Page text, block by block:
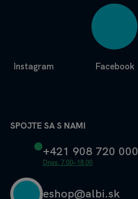
Facebook
Instagram
SPOJTE SA S NAMI
+421 908 720 000
Dnes: 7.00–18.00
eshop@albi.sk